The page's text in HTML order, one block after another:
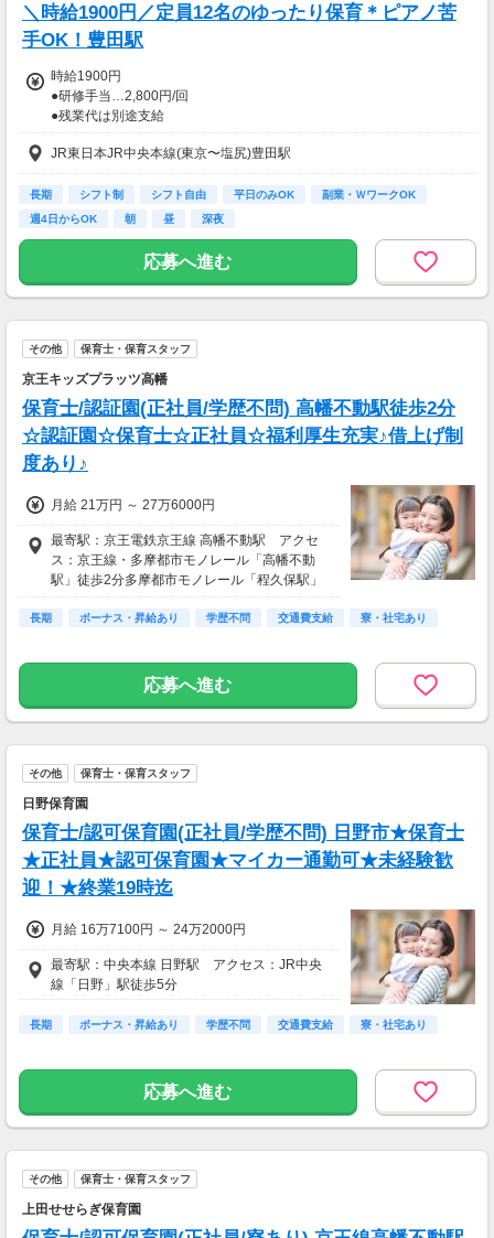
＼時給1900円／定員12名のゆったり保育＊ピアノ苦
手OK！豊田駅
時給1900円
●研修手当…2,800円/回
●残業代は別途支給
（残業は基本ありません）
【交通費】
全額支給
JR東日本JR中央本線(東京〜塩尻)豊田駅
長期 シフト制 シフト自由 平日のみOK
副業・ＷワークOK
週4日からOK
朝 昼 深夜
応募へ進む
その他 保育士・保育スタッフ
京王キッズプラッツ高幡
保育士/認証園(正社員/学歴不問) 高幡不動駅徒歩2分
☆認証園☆保育士☆正社員☆福利厚生充実♪借上げ制
度あり♪
月給 21万円 ～ 27万6000円
最寄駅：京王電鉄京王線 高幡不動駅 アクセ
ス：京王線・多摩都市モノレール「高幡不動
駅」徒歩2分多摩都市モノレール「程久保駅」
徒歩10分
長期 ボーナス・昇給あり 学歴不問 交通費支給 寮・社宅あり
応募へ進む
その他 保育士・保育スタッフ
日野保育園
保育士/認可保育園(正社員/学歴不問) 日野市★保育士
★正社員★認可保育園★マイカー通勤可★未経験歓
迎！★終業19時迄
月給 16万7100円 ～ 24万2000円
最寄駅：中央本線 日野駅 アクセス：JR中央
線「日野」駅徒歩5分
長期 ボーナス・昇給あり 学歴不問 交通費支給 寮・社宅あり
応募へ進む
その他 保育士・保育スタッフ
上田せせらぎ保育園